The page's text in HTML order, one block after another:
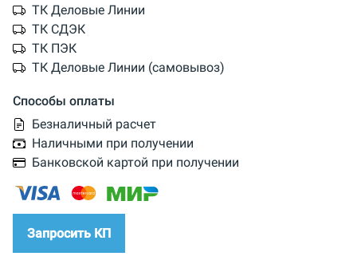
ТК Деловые Линии
ТК СДЭК
ТК ПЭК
ТК Деловые Линии (самовывоз)
Способы оплаты
Безналичный расчет
Наличными при получении
Банковской картой при получении
Запросить КП